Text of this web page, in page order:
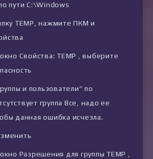
пути C:\Windows
TEMP, нажмите ПКМ и
Свойства: TEMP , выберите
и пользователи” по
группа Все, надо ее
данная ошибка исчезла.
Разрешения для группы TEMP ,